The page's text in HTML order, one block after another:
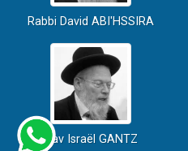
Rabbi David ABI'HSSIRA
Rav Israël GANTZ